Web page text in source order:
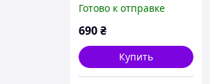
синий
Готово к отправке
690₴
Купить